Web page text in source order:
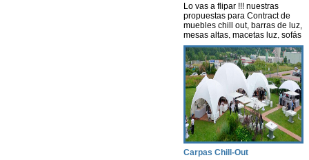
Lo vas a flipar !!! nuestras
propuestas para Contract de
muebles chill out, barras de luz,
mesas altas, macetas luz, sofás
con luz, lámparas, decoración
con luz leds con autonomía
propia, nosotros te hacemos un
estudio según tus necesidades
y presupuesto. Contract-
instalaciones -Hosteleria -
muebles terraza chill out Ya sea
para cualquier tipo de Evento
[…]
Carpas Chill-Out